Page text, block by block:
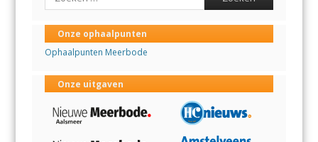
Onze ophaalpunten
Ophaalpunten Meerbode
Onze uitgaven